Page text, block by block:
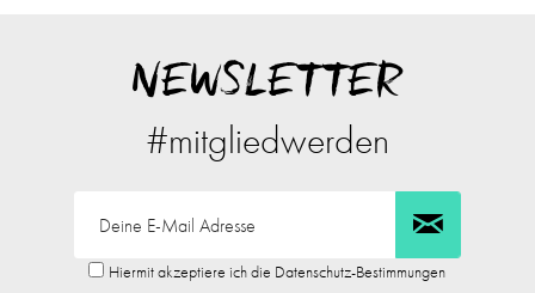
NEWSLETTER
#mitgliedwerden
Hiermit akzeptiere ich die Datenschutz-Bestimmungen